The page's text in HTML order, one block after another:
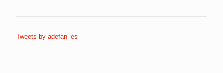
Tweets by adefan_es